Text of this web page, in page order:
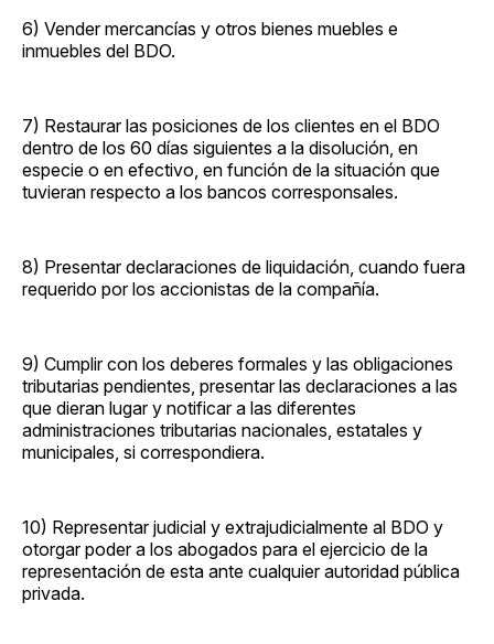
6) Vender mercancías y otros bienes muebles e
inmuebles del BDO.
7) Restaurar las posiciones de los clientes en el BDO
dentro de los 60 días siguientes a la disolución, en
especie o en efectivo, en función de la situación que
tuvieran respecto a los bancos corresponsales.
8) Presentar declaraciones de liquidación, cuando fuera
requerido por los accionistas de la compañía.
9) Cumplir con los deberes formales y las obligaciones
tributarias pendientes, presentar las declaraciones a las
que dieran lugar y notificar a las diferentes
administraciones tributarias nacionales, estatales y
municipales, si correspondiera.
10) Representar judicial y extrajudicialmente al BDO y
otorgar poder a los abogados para el ejercicio de la
representación de esta ante cualquier autoridad pública
privada.